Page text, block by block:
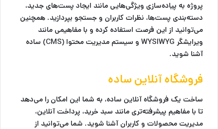
پروژه به پیاده‌سازی ویژگی‌هایی مانند ایجاد پست‌های جدید،
دسته‌بندی پست‌ها، نظرات کاربران و جستجو بپردازید. همچنین
می‌توانید از این فرصت استفاده کرده و با مفاهیمی مانند
ویرایشگر WYSIWYG و سیستم مدیریت محتوا (CMS) ساده
آشنا شوید.
فروشگاه آنلاین ساده
ساخت یک فروشگاه آنلاین ساده، به شما این امکان را می‌دهد
تا با مفاهیم پیشرفته‌تری مانند سبد خرید، پرداخت آنلاین،
مدیریت محصولات و کاربران آشنا شوید. شما می‌توانید از